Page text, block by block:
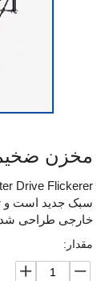
مخزن
سبک جدید است و
خارجی طراحی
مقدار: